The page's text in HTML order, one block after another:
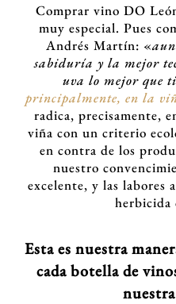
Comprar vino DO
muy especial. Pues
Andrés Martín: «
sabiduría y la mejor
uva lo mejor que
principalmente, en la
radica, precisamente,
viña con un criterio
en contra de los
nuestro
excelente, y las labores
herbicida
Esta es nuestra
cada botella de